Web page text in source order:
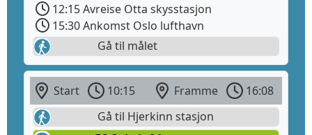
12:15 Avreise Otta skysstasjon
15:30 Ankomst Oslo lufthavn
Gå til målet
Start 10:15 Framme
16:08
Gå til Hjerkinn stasjon